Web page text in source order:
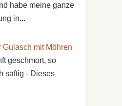
habe meine ganze
in...
Gulasch mit Möhren
geschmort, so
saftig - Dieses